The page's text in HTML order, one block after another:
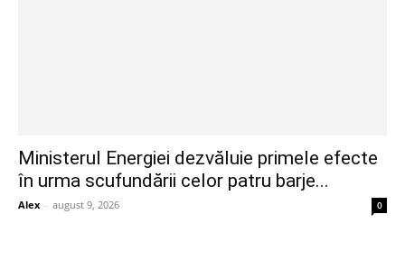
Ministerul Energiei dezvăluie primele efecte
în urma scufundării celor patru barje...
Alex - august 9, 2026 0